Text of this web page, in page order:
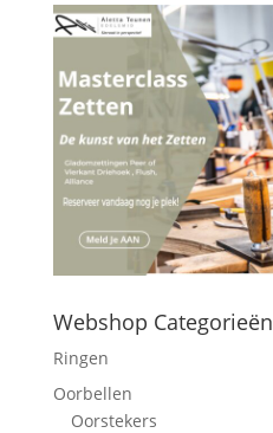
Webshop Categorieën
Ringen
Oorbellen
Oorstekers